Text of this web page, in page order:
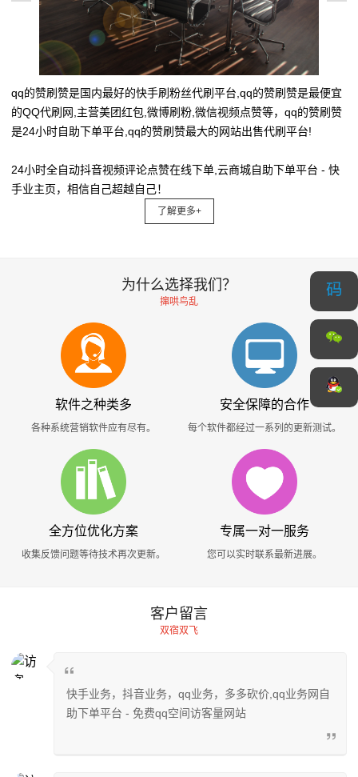
qq的赞刷赞是国内最好的快手刷粉丝代刷平台,qq的赞刷赞是最便宜
的QQ代刷网,主营美团红包,微博刷粉,微信视频点赞等，qq的赞刷赞
是24小时自助下单平台,qq的赞刷赞最大的网站出售代刷平台!
24小时全自动抖音视频评论点赞在线下单,云商城自助下单平台 - 快
手业主页，相信自己超越自己！
了解更多+
为什么选择我们？
撺哄鸟乱
软件之种类多
各种系统营销软件应有尽有。
安全保障的合作
每个软件都经过一系列的更新测试。
全方位优化方案
收集反馈问题等待技术再次更新。
专属一对一服务
您可以实时联系最新进展。
客户留言
双宿双飞
快手业务，抖音业务，qq业务，多多砍价,qq业务网自
助下单平台 - 免费qq空间访客量网站